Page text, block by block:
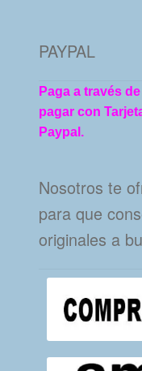
PAYPAL
Paga a través
pagar con
Paypal.
Nosotros te
para que
originales a